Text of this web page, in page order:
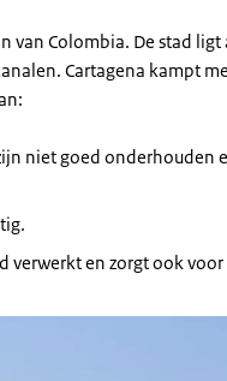
van Colombia. De stad ligt
Cartagena kampt
niet goed onderhouden
en zorgt ook